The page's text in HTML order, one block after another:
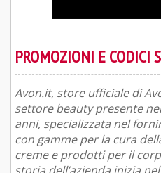
PROMOZIONI E CODICI
Avon.it, store ufficiale di
settore beauty presente
anni, specializzata nel
con gamme per la cura
creme e prodotti per il